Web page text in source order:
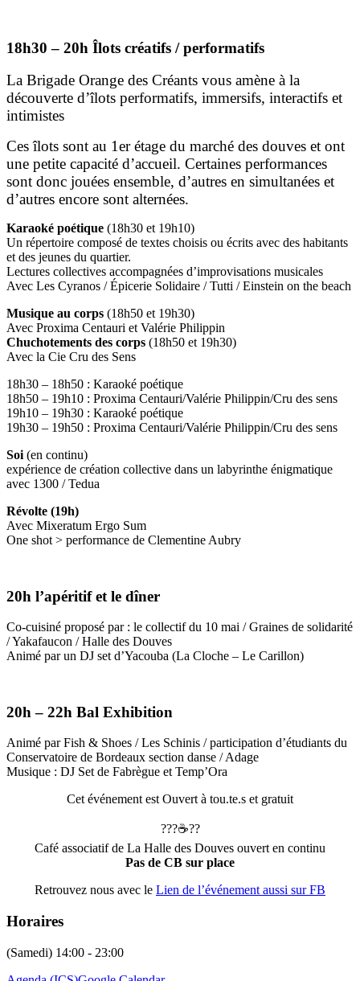
18h30 – 20h Îlots créatifs / performatifs
La Brigade Orange des Créants vous amène à la
découverte d’îlots performatifs, immersifs, interactifs et
intimistes
Ces îlots sont au 1er étage du marché des douves et ont
une petite capacité d’accueil. Certaines performances
sont donc jouées ensemble, d’autres en simultanées et
d’autres encore sont alternées.
Karaoké poétique (18h30 et 19h10)
Un répertoire composé de textes choisis ou écrits avec des habitants
et des jeunes du quartier.
Lectures collectives accompagnées d’improvisations musicales
Avec Les Cyranos / Épicerie Solidaire / Tutti / Einstein on the beach
Musique au corps (18h50 et 19h30)
Avec Proxima Centauri et Valérie Philippin
Chuchotements des corps (18h50 et 19h30)
Avec la Cie Cru des Sens
18h30 – 18h50 : Karaoké poétique
18h50 – 19h10 : Proxima Centauri/Valérie Philippin/Cru des sens
19h10 – 19h30 : Karaoké poétique
19h30 – 19h50 : Proxima Centauri/Valérie Philippin/Cru des sens
Soi(en continu)
expérience de création collective dans un labyrinthe énigmatique
avec 1300 / Tedua
Révolte (19h)
Avec Mixeratum Ergo Sum
One shot > performance de Clementine Aubry
20h l’apéritif et le dîner
Co-cuisiné proposé par : le collectif du 10 mai / Graines de solidarité
/ Yakafaucon / Halle des Douves
Animé par un DJ set d’Yacouba (La Cloche – Le Carillon)
20h – 22h Bal Exhibition
Animé par Fish & Shoes / Les Schinis / participation d’étudiants du
Conservatoire de Bordeaux section danse / Adage
Musique : DJ Set de Fabrègue et Temp’Ora
Cet événement est Ouvert à tou.te.s et gratuit
???☕️??
Café associatif de La Halle des Douves ouvert en continu
Pas de CB sur place
Retrouvez nous avec le Lien de l’événement aussi sur FB
Horaires
(Samedi) 14:00 - 23:00